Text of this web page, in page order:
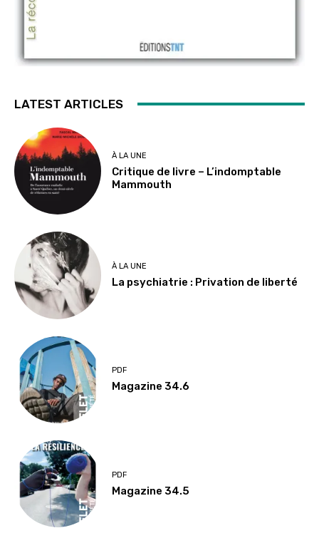
LATEST ARTICLES
À LA UNE
Critique de livre – L’indomptable
Mammouth
À LA UNE
La psychiatrie : Privation de liberté
PDF
Magazine 34.6
PDF
Magazine 34.5